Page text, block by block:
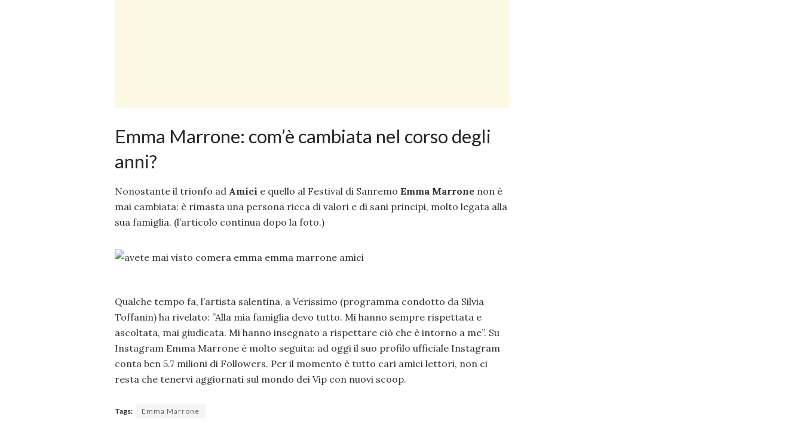
Emma Marrone: com’è cambiata nel corso degli
anni?
Nonostante il trionfo ad Amici e quello al Festival di Sanremo Emma Marrone non è
mai cambiata: è rimasta una persona ricca di valori e di sani principi, molto legata alla
sua famiglia. (l’articolo continua dopo la foto.)
Qualche tempo fa, l’artista salentina, a Verissimo (programma condotto da Silvia
Toffanin) ha rivelato: ”Alla mia famiglia devo tutto. Mi hanno sempre rispettata e
ascoltata, mai giudicata. Mi hanno insegnato a rispettare ciò che è intorno a me”. Su
Instagram Emma Marrone è molto seguita: ad oggi il suo profilo ufficiale Instagram
conta ben 5.7 milioni di Followers. Per il momento è tutto cari amici lettori, non ci
resta che tenervi aggiornati sul mondo dei Vip con nuovi scoop.
Tags: Emma Marrone